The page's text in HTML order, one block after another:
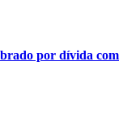
por dívida com